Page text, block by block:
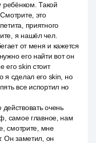
ребёнком. Такой
это
приятного
я нашёл чел.
от меня и кажется
его найти вот он
его skin стоит
я сделал его skin, но
все испортил но
очень
самое главное, нам
смотрите, мне
Он заметил, он